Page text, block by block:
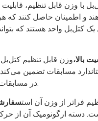
با وزن قابل تنظیم،
و اطمینان حاصل کنند که
یک کتل‌بل واحد هستند که
بالا،وزن قابل تنظیم
مسابقات تضمین
در مسابقات دیده می‌شود، تمرین کنید، تکنیک خود را اصلاح کنید و به تجهیزاتی که در محیط‌های واقعی با آنها مواجه خواهید شد، عادت کنید.
فراتر از وزن آن است
دسته ارگونومیک آن از